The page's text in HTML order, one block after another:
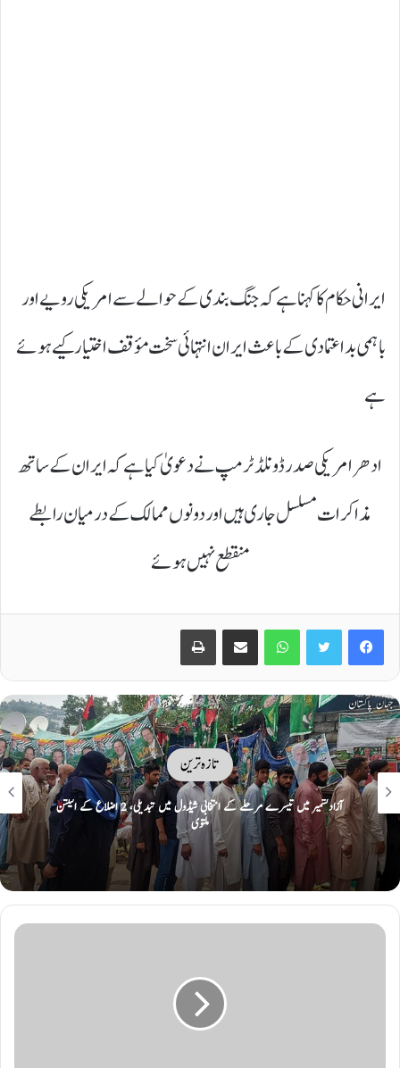
ایرانی حکام کا کہنا ہے کہ جنگ بندی کے حوالے سے امریکی رویے اور
باہمی بداعتمادی کے باعث ایران انتہائی سخت مؤقف اختیار کیے ہوئے
ہے
ادھر امریکی صدر ڈونلڈ ٹرمپ نے دعویٰ کیا ہے کہ ایران کے ساتھ
مذاکرات مسلسل جاری ہیں اور دونوں ممالک کے درمیان رابطے
منقطع نہیں ہوئے
Facebook
Twitter
WhatsApp
Share via Email
Print
تازہ ترین
آزادکشمیر میں تیسرے مرحلے کے انتخابی شیڈول میں تبدیلی، 2 اضلاع کے الیکشن
ملتوی